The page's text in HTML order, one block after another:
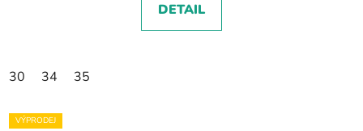
DETAIL
30 34 35
VÝPRODEJ